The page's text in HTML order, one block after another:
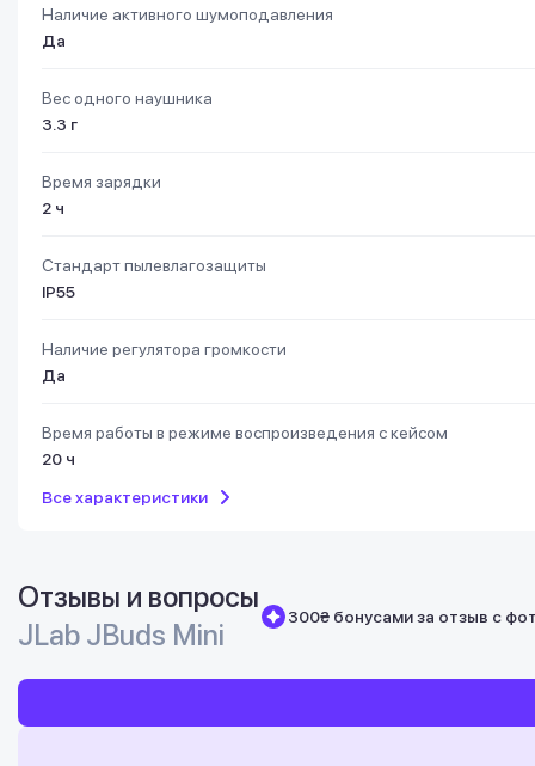
Наличие активного шумоподавления
Да
Вес одного наушника
3.3 г
Время зарядки
2 ч
Стандарт пылевлагозащиты
IP55
Наличие регулятора громкости
Да
Время работы в режиме воспроизведения с кейсом
20 ч
Все характеристики
Отзывы и вопросы
JLab JBuds Mini
300₴ бонусами за отзыв с